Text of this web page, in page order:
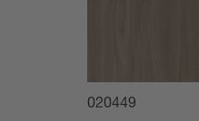
020449